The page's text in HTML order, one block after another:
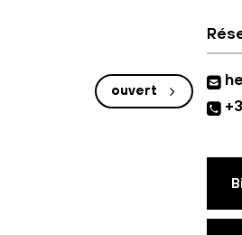
ouvert